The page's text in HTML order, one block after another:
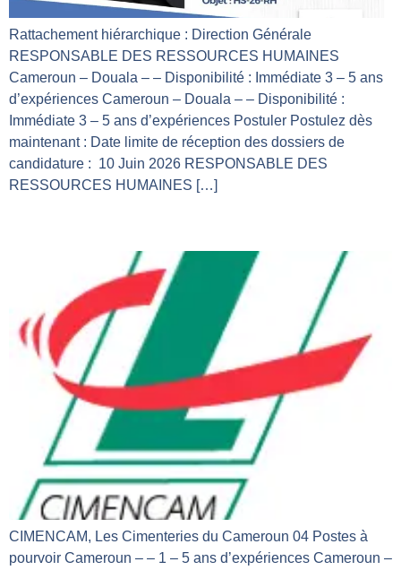
Rattachement hiérarchique : Direction Générale
RESPONSABLE DES RESSOURCES HUMAINES
Cameroun – Douala – – Disponibilité : Immédiate 3 – 5 ans
d’expériences Cameroun – Douala – – Disponibilité :
Immédiate 3 – 5 ans d’expériences Postuler Postulez dès
maintenant : Date limite de réception des dossiers de
candidature : 10 Juin 2026 RESPONSABLE DES
RESSOURCES HUMAINES […]
CIMENCAM, Les Cimenteries du Cameroun 04 Postes à
pourvoir Cameroun – – 1 – 5 ans d’expériences Cameroun –